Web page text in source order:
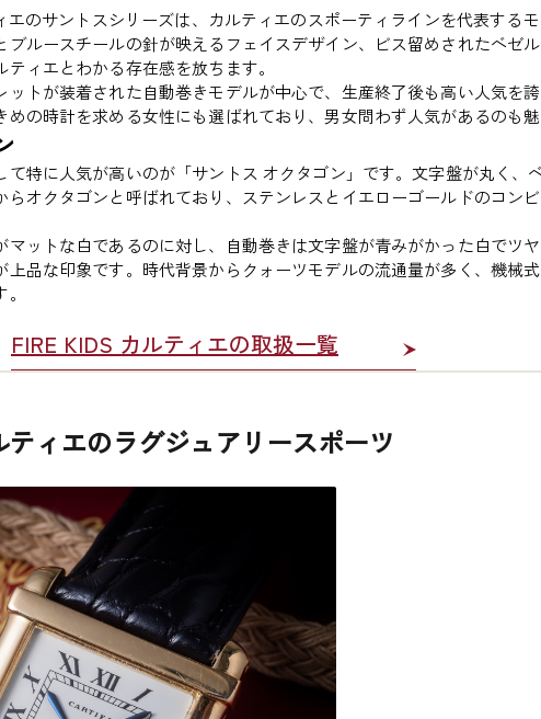
エのサントスシリーズは、カルティエのスポーティラインを代表するモ
ブルースチールの針が映えるフェイスデザイン、ビス留めされたベゼ
ィエとわかる存在感を放ちます。
ットが装着された自動巻きモデルが中心で、生産終了後も高い人気を
めの時計を求める女性にも選ばれており、男女問わず人気があるのも魅
て特に人気が高いのが「サントス オクタゴン」です。文字盤が丸く、
らオクタゴンと呼ばれており、ステンレスとイエローゴールドのコン
マットな白であるのに対し、自動巻きは文字盤が青みがかった白でツ
上品な印象です。時代背景からクォーツモデルの流通量が多く、機械
FIRE KIDS カルティエの取扱一覧
ィエのラグジュアリースポーツ